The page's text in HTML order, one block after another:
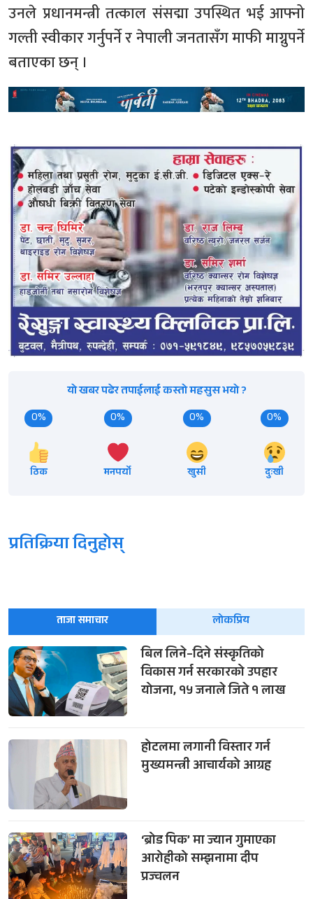
उनले प्रधानमन्त्री तत्काल संसद्मा उपस्थित भई आफ्नो
गल्ती स्वीकार गर्नुपर्ने र नेपाली जनतासँग माफी माग्नुपर्ने
बताएका छन् ।
यो खबर पढेर तपाईलाई कस्तो महसुस भयो ?
0%
ठिक
0%
मनपर्यो
0%
खुसी
0%
दुःखी
प्रतिक्रिया दिनुहोस्
ताजा समाचार लोकप्रिय
बिल लिने–दिने संस्कृतिको
विकास गर्न सरकारको उपहार
योजना, १५ जनाले जिते १ लाख
होटलमा लगानी विस्तार गर्न
मुख्यमन्त्री आचार्यको आग्रह
‘ब्रोड पिक’ मा ज्यान गुमाएका
आरोहीको सम्झनामा दीप
प्रज्वलन